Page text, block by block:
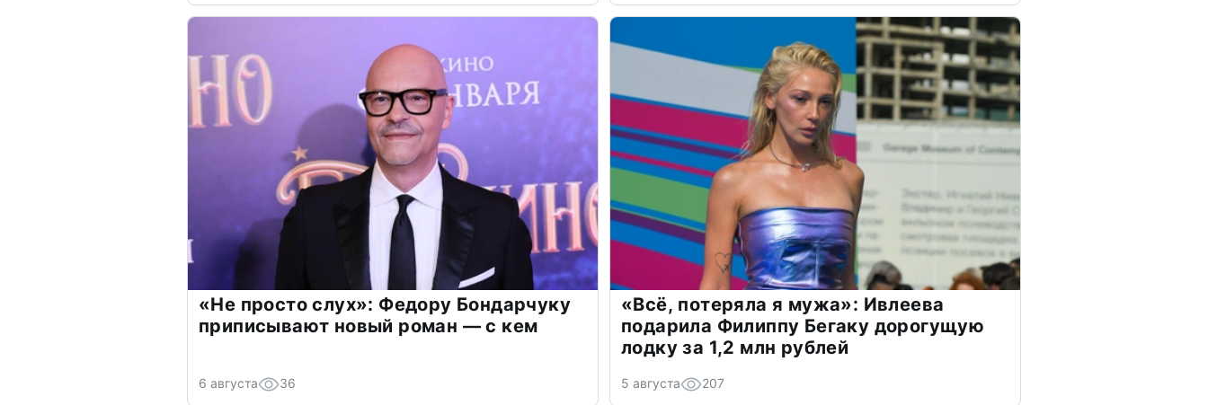
«Не просто слух»: Федору Бондарчуку
приписывают новый роман — с кем
6 августа 36
«Всё, потеряла я мужа»: Ивлеева
подарила Филиппу Бегаку дорогущую
лодку за 1,2 млн рублей
5 августа 207